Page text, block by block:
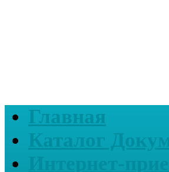
Главная
Каталог